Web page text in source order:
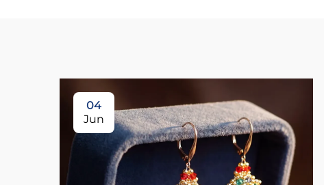
04
Jun